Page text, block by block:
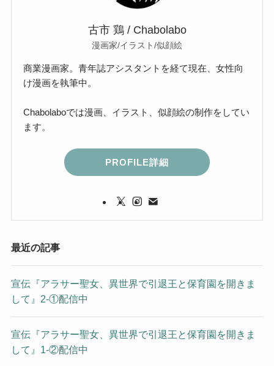
古市 鶏 / Chabolabo
漫画家/イラスト/似顔絵
商業漫画家。青年誌アシスタントを経て現在、女性向
け漫画を執筆中。
Chabolaboでは漫画、イラスト、似顔絵の制作をしてい
ます。
PROFILE詳細
最近の記事
宣伝『アラサー聖女、異世界で引退王と保育園を開きま
して』2-①配信中
宣伝『アラサー聖女、異世界で引退王と保育園を開きま
して』1-②配信中